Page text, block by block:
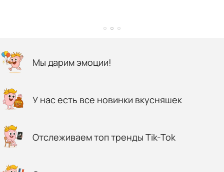
Мы дарим эмоции!
У нас есть все новинки вкусняшек
Отслеживаем топ тренды Tik-Tok